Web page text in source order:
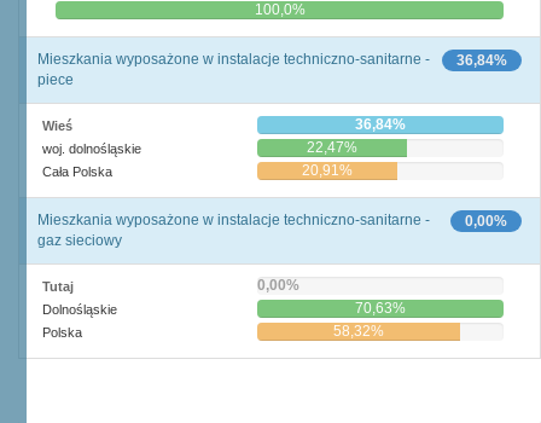
0,0% 100,0%
36,84%
Mieszkania wyposażone w instalacje techniczno-sanitarne -
piece
Wieś 36,84%
woj. dolnośląskie 22,47%
Cała Polska 20,91%
0,00%
Mieszkania wyposażone w instalacje techniczno-sanitarne -
gaz sieciowy
Tutaj 0,00%
Dolnośląskie 70,63%
Polska 58,32%